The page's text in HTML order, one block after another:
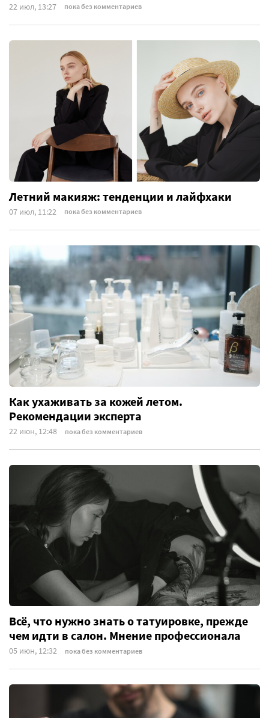
22 июл, 13:27 пока без комментариев
Летний макияж: тенденции и лайфхаки
07 июл, 11:22 пока без комментариев
Как ухаживать за кожей летом.
Рекомендации эксперта
22 июн, 12:48 пока без комментариев
Всё, что нужно знать о татуировке, прежде
чем идти в салон. Мнение профессионала
05 июн, 12:32 пока без комментариев